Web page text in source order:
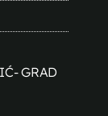
GRAD